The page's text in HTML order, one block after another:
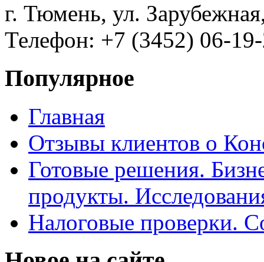
г. Тюмень, ул.
Телефон: +7 (3452) 06-
Популярное
Главная
Отзывы клиентов о
Готовые решения.
продукты.
Налоговые проверки.